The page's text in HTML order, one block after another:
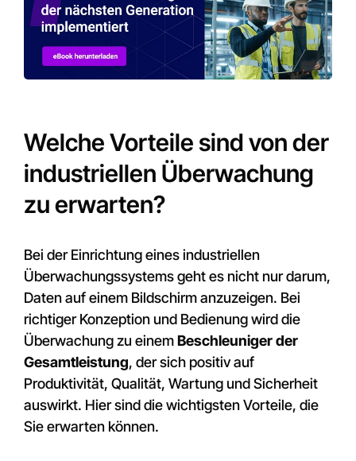
Welche Vorteile sind von der
industriellen Überwachung
zu erwarten?
Bei der Einrichtung eines industriellen
Überwachungssystems geht es nicht nur darum,
Daten auf einem Bildschirm anzuzeigen. Bei
richtiger Konzeption und Bedienung wird die
Überwachung zu einemBeschleuniger der
Gesamtleistung, der sich positiv auf
Produktivität, Qualität, Wartung und Sicherheit
auswirkt. Hier sind die wichtigsten Vorteile, die
Sie erwarten können.